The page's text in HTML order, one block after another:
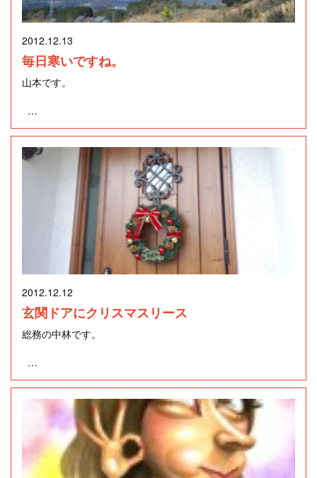
いよいよ2ndステージが始まり、1曲目は小生のリクエスト曲
「酒とバラの日々」をバラードでバンド演奏してくれまし
た。とても素敵でした。その演奏シーンの写真です。
2曲ほどバンド演奏が続き、いよいよ彼女の登場です。またま
た小生のお任せリクエストに応えていただきました。スタン
ダードナンバーの「Fly Me To The Moon」がボサノバのリズ
ムに乗って始まり、サビのところでは4ビートで、素晴らしい
歌で応えてくれました。そのほか、楽しい歌と演奏を楽しま
せてくれ2ndステージが終わりました。
休憩を挟んで、いよいよファイナルステージは、クリスマス
が近いこともあり、多くのクリスマスソングで盛り上がり、
楽しいひと時を過ごすことが出来ました。ラストナンバーが
終わると間もなく日付が変わる時間となり、ホテルに足早に
向かい楽しい夜が終わりました。
残念ながら見に行くことはできませんが、自分の今年の漢字
皆さんの今年の漢字一字は何ですか。
ぜひ放送を聴いてみてください。
テーマは「～つなぐ～ マッチング win・winの関係作り」
です。
2012.12.13
毎日寒いですね。
山本です。
2012年も、もう師走になりましたね。
毎朝、布団からでるのが苦痛です。
やっとの思いで、起床すると、
出社前に一仕事、車のガラスの解凍です。
駐車場が建物の影になり、朝日が当らないので
でも、寒いことは辛いだけでは無いのです。
今日、車で走っていると
雲ひとつ無く、富士山がとても綺麗だったので思わずパシャ
とても、気持ち良かったです。
2012.12.12
玄関ドアにクリスマスリース
総務の中林です。
12月のイベントといえばクリスマスがありますね。息子に
「欲しいものはサンタクロースにお願いしよう」と言ってき
ましたが、いよいよサンタクロースとしてプレゼントを選
び、購入する時期になりました。